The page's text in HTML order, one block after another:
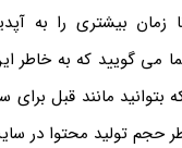
زمان بیشتری را به
می گویید که به خاطر
بتوانید مانند قبل
حجم تولید محتوا در